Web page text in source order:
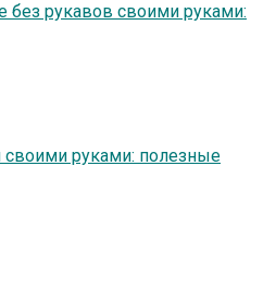
без рукавов своими руками:
своими руками: полезные